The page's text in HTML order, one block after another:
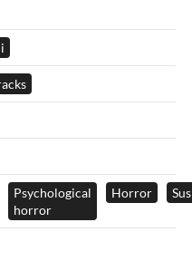
Psychological
horror
Horror